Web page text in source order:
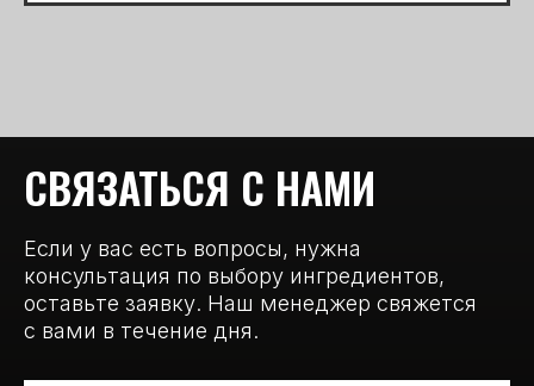
СВЯЗАТЬСЯ С НАМИ
Если у вас есть вопросы, нужна
консультация по выбору ингредиентов,
оставьте заявку. Наш менеджер свяжется
с вами в течение дня.